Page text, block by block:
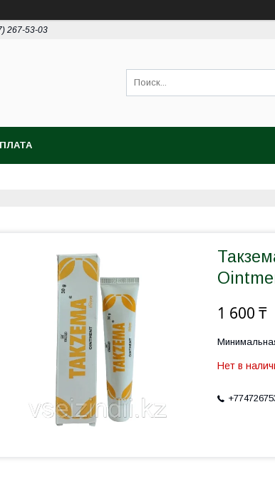
267-53-03
1 600 ₸
Нет в